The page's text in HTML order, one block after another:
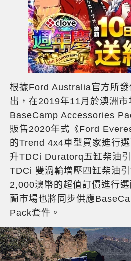
根據Ford Australia官方所發
出，在2019年11月於澳洲市
BaseCamp Accessories
販售2020年式《Ford
的Trend 4x4車型買家進行
升TDCi Duratorq五缸柴油
TDCi 雙渦輪增壓四缸柴油
2,000澳幣的超值訂價進行
蘭市場也將同步供應
Pack套件。